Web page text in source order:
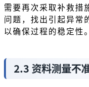
需要再次采取补救措
问题，找出引起异常
以确保过程的稳定性。
2.3 资料测量不